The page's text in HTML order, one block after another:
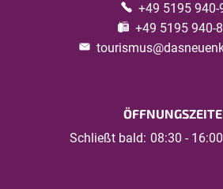
+49 5195 940-
+49 5195 940-
Klicken, um weitere
Schließt bald: 08:30 - 16:00
Von 08:30 bis 16:00 Uhr